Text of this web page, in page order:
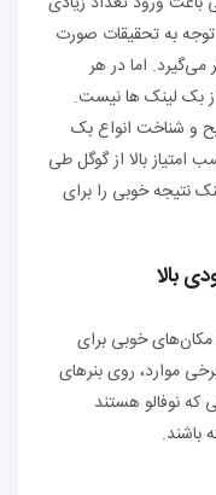
توجه به تحقیقات صورت
اما در هر
بک لینک ها نیست.
و شناخت انواع بک
امتیاز بالا از گوگل طی
نتیجه خوبی را برای
مکان‌های خوبی برای
موارد، روی بنرهای
که نوفالو هستند
باشند.